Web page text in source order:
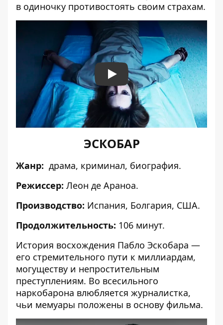
в одиночку противостоять своим страхам.
Play
ЭСКОБАР
Жанр: драма, криминал, биография.
Режиссер: Леон де Араноа.
Производство: Испания, Болгария, США.
Продолжительность: 106 минут.
История восхождения Пабло Эскобара —
его стремительного пути к миллиардам,
могуществу и непростительным
преступлениям. Во всесильного
наркобарона влюбляется журналистка,
чьи мемуары положены в основу фильма.